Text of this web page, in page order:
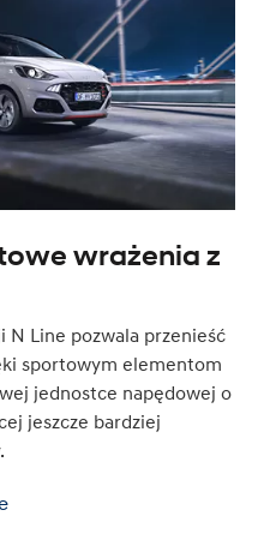
wrażenia z
N Line pozwala przenieść
sportowym elementom
jednostce napędowej o
jeszcze bardziej